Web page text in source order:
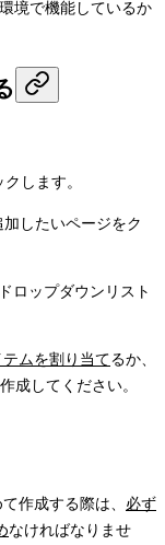
境で機能しているか
します。
したいページをク
ドロップダウンリスト
ムを割り当てるか、
成してください。
作成する際は、 必ず
なければなりませ